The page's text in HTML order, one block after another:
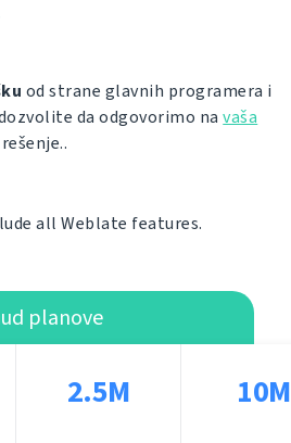
od strane glavnih programera i
da odgovorimo navaša
all Weblate features.
planove
2.5M 10M